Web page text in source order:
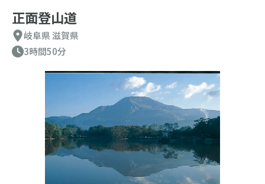
正面登山道
岐阜県滋賀県
3時間50分